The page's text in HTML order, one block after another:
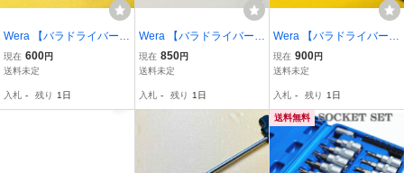
Wera 【バラドライバー】
絶縁:TORXドライバー 16
7i / TX20
現在 600円
送料未定
入札 - 残り 1日
Wera 【バラドライバー】
イジリ止め穴付き TORX
367BO / TX27
現在 850円
送料未定
入札 - 残り 1日
Wera 【バラドライバー】
トルクセットドライバ
ー 371 Gr.1/4インチ × 1
現在 900円
送料未定
入札 - 残り 1日
送料無料